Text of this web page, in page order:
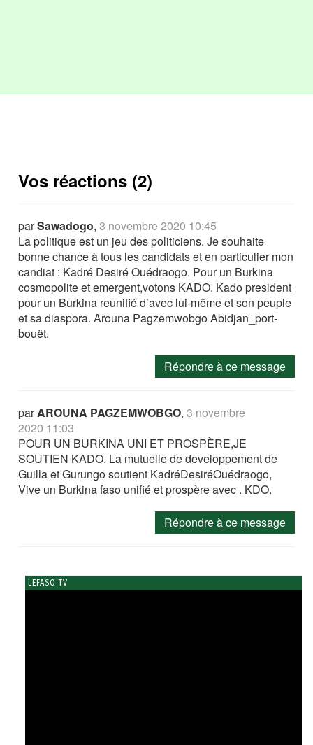
Vos réactions (2)
parSawadogo,3 novembre 2020 10:45
La politique est un jeu des politiciens. Je souhaite
bonne chance à tous les candidats et en particulier mon
candiat : Kadré Desiré Ouédraogo. Pour un Burkina
cosmopolite et emergent,votons KADO. Kado president
pour un Burkina reunifié d’avec lui-même et son peuple
et sa diaspora. Arouna Pagzemwobgo Abidjan_port-
bouët.
Répondre à ce message
parAROUNA PAGZEMWOBGO,3 novembre
2020 11:03
POUR UN BURKINA UNI ET PROSPÈRE,JE
SOUTIEN KADO. La mutuelle de developpement de
Guilla et Gurungo soutient KadréDesiréOuédraogo,
Vive un Burkina faso unifié et prospère avec . KDO.
Répondre à ce message
LEFASO TV